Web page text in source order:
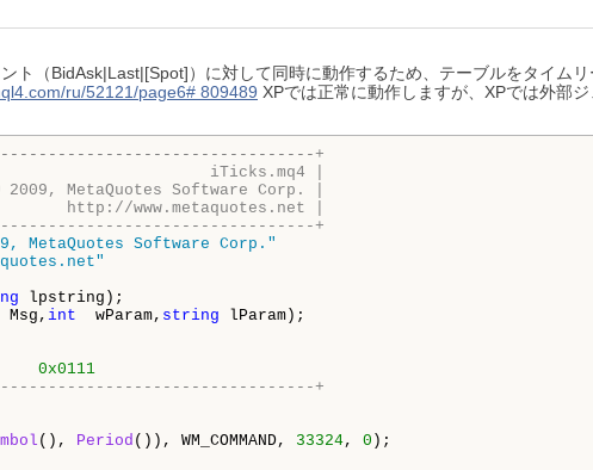
ト（BidAsk|Last|[Spot]）に対して同時に動作するため、テーブルをタイム
ru/52121/page6# 809489 XPでは正常に動作しますが、XPでは外部
+
iTicks.mq4 |
2009, MetaQuotes Software Corp. |
http://www.metaquotes.net |
+
MetaQuotes Software Corp."
lpstring);
Msg, int wParam, string
0x0111
+
(), Period ()), WM_COMMAND, 33324, 0 );